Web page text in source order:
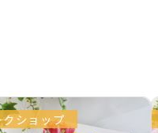
クショップ